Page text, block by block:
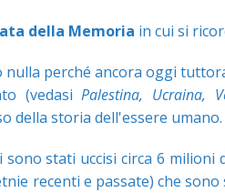
della Memoria in cui si
perché ancora oggi
(vedasiPalestina, Ucraina,
della storia dell'essere umano.
stati uccisi circa 6 milioni
recenti e passate) che